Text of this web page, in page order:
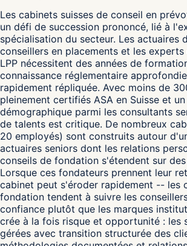
Les cabinets suisses de conseil en
un défi de succession prononcé, lié à
spécialisation du secteur. Les actuaires
conseillers en placements et les
LPP nécessitent des années de
connaissance réglementaire
rapidement répliquée. Avec moins de
pleinement certifiés ASA en Suisse et
démographique parmi les consultants
de talents est critique. De nombreux
20 employés) sont construits autour
actuaires seniors dont les relations
conseils de fondation s'étendent sur des
Lorsque ces fondateurs prennent leur
cabinet peut s'éroder rapidement -- les
fondation tendent à suivre les
confiance plutôt que les marques
crée à la fois risque et opportunité : les
gérées avec transition structurée des